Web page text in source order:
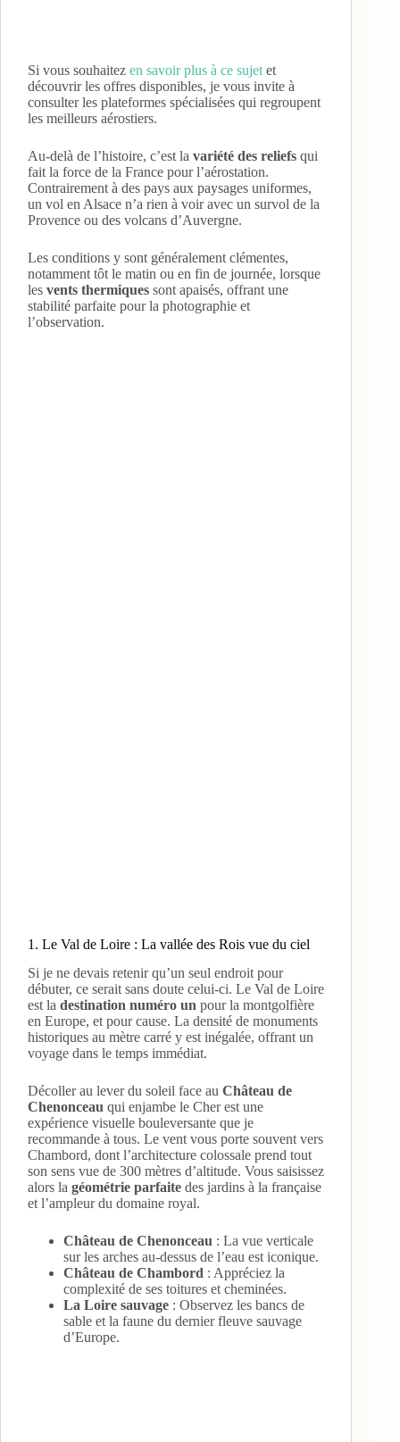
Si vous souhaitez en savoir plus à ce sujet et
découvrir les offres disponibles, je vous invite à
consulter les plateformes spécialisées qui regroupent
les meilleurs aérostiers.
Au-delà de l’histoire, c’est la variété des reliefs qui
fait la force de la France pour l’aérostation.
Contrairement à des pays aux paysages uniformes,
un vol en Alsace n’a rien à voir avec un survol de la
Provence ou des volcans d’Auvergne.
Les conditions y sont généralement clémentes,
notamment tôt le matin ou en fin de journée, lorsque
les vents thermiques sont apaisés, offrant une
stabilité parfaite pour la photographie et
l’observation.
1. Le Val de Loire : La vallée des Rois vue du ciel
Si je ne devais retenir qu’un seul endroit pour
débuter, ce serait sans doute celui-ci. Le Val de Loire
est la destination numéro un pour la montgolfière
en Europe, et pour cause. La densité de monuments
historiques au mètre carré y est inégalée, offrant un
voyage dans le temps immédiat.
Décoller au lever du soleil face au Château de
Chenonceau qui enjambe le Cher est une
expérience visuelle bouleversante que je
recommande à tous. Le vent vous porte souvent vers
Chambord, dont l’architecture colossale prend tout
son sens vue de 300 mètres d’altitude. Vous saisissez
alors la géométrie parfaite des jardins à la française
et l’ampleur du domaine royal.
Château de Chenonceau : La vue verticale
sur les arches au-dessus de l’eau est iconique.
Château de Chambord : Appréciez la
complexité de ses toitures et cheminées.
La Loire sauvage : Observez les bancs de
sable et la faune du dernier fleuve sauvage
d’Europe.